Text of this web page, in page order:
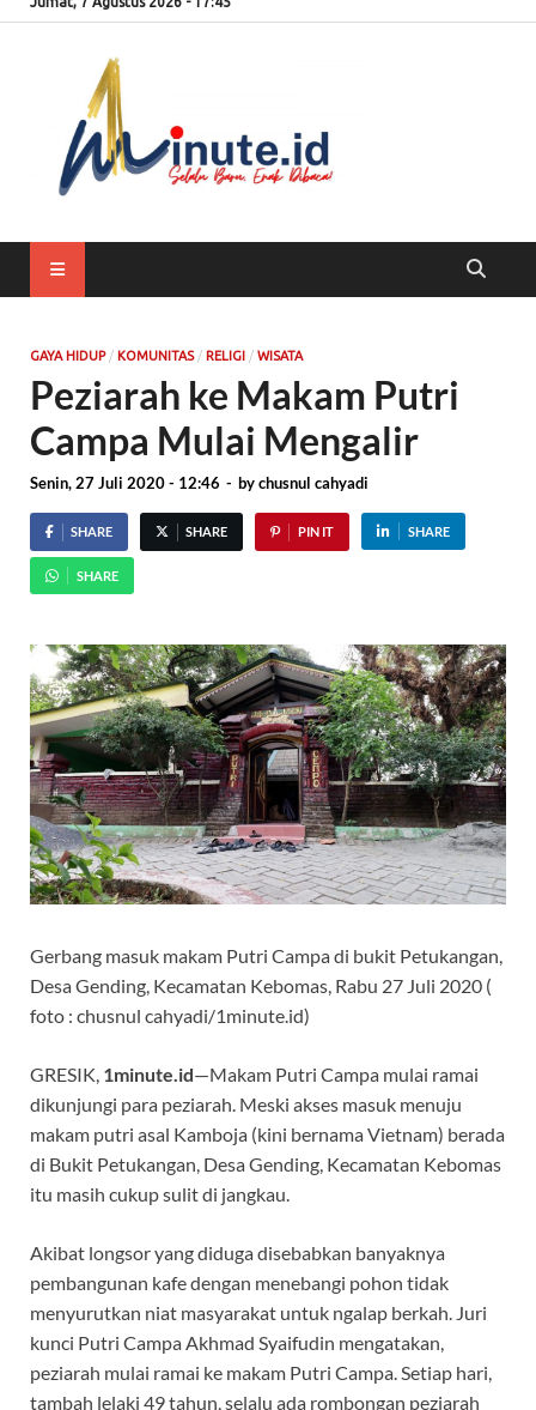
GAYA HIDUP/ KOMUNITAS/ RELIGI / WISATA
Peziarah ke Makam Putri
Campa Mulai Mengalir
Senin, 27 Juli 2020 - 12:46 - bychusnul cahyadi
SHARE SHARE PIN IT SHARE
SHARE
Gerbang masuk makam Putri Campa di bukit Petukangan,
Desa Gending, Kecamatan Kebomas, Rabu 27 Juli 2020 (
foto : chusnul cahyadi/1minute.id)
GRESIK, 1minute.id—Makam Putri Campa mulai ramai
dikunjungi para peziarah. Meski akses masuk menuju
makam putri asal Kamboja (kini bernama Vietnam) berada
di Bukit Petukangan, Desa Gending, Kecamatan Kebomas
itu masih cukup sulit di jangkau.
Akibat longsor yang diduga disebabkan banyaknya
pembangunan kafe dengan menebangi pohon tidak
menyurutkan niat masyarakat untuk ngalap berkah. Juri
kunci Putri Campa Akhmad Syaifudin mengatakan,
peziarah mulai ramai ke makam Putri Campa. Setiap hari,
tambah lelaki 49 tahun, selalu ada rombongan peziarah